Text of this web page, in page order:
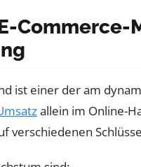
ist einer der am
allein im Online-
verschiedenen